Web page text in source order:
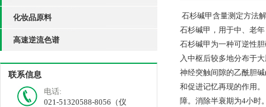
化妆品原料
高速逆流色谱
联系信息
电话:
021-51320588-8056（仪
石杉碱甲含量测定方法
石杉碱甲，用于中、老
石杉碱甲为一种可逆性
入中枢后较多地分布于
神经突触间隙的乙酰胆
和促进记忆再现的作用
障。消除半衰期为4小时